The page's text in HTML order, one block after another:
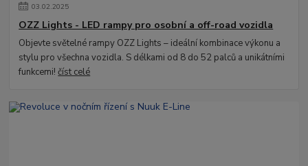
03.02.2025
OZZ Lights - LED rampy pro osobní a off-road vozidla
Objevte světelné rampy OZZ Lights – ideální kombinace výkonu a
stylu pro všechna vozidla. S délkami od 8 do 52 palců a unikátními
funkcemi!číst celé